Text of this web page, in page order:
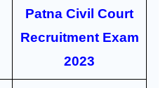
Patna Civil Court
Recruitment Exam
2023